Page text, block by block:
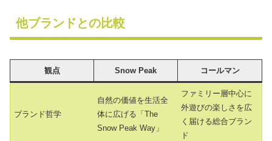
他ブランドとの比較
観点 Snow Peak コールマン
ブランド哲学
自然の価値を生活全
体に広げる「The
Snow Peak Way」
ファミリー層中心に
外遊びの楽しさを広
く届ける総合ブラン
ド